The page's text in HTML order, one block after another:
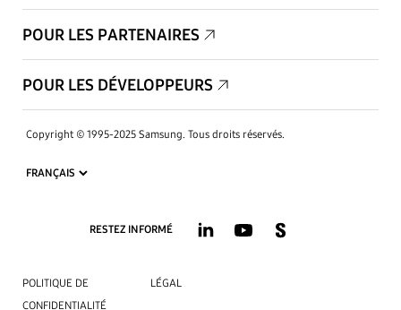
POUR LES PARTENAIRES
POUR LES DÉVELOPPEURS
Copyright © 1995-2025 Samsung. Tous droits réservés.
RESTEZ INFORMÉ
POLITIQUE DE
CONFIDENTIALITÉ
LÉGAL